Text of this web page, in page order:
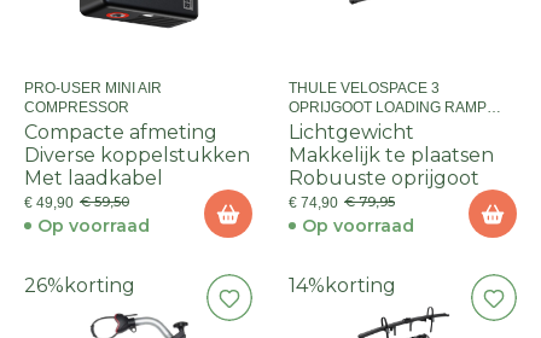
PRO-USER MINI AIR
COMPRESSOR
Compacte afmeting
Diverse koppelstukken
Met laadkabel
€ 49,90 € 59,50
Op voorraad
THULE VELOSPACE 3
OPRIJGOOT LOADING RAMP
BLACK
Lichtgewicht
Makkelijk te plaatsen
Robuuste oprijgoot
€ 74,90 € 79,95
Op voorraad
26% korting 14% korting